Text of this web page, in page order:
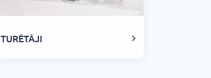
TURĒTĀJI